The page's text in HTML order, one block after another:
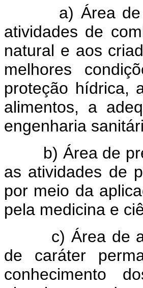
a) Área de
atividades de
natural e aos
melhores
proteção hídrica,
alimentos, a
engenharia
b) Área de
as atividades de
por meio da
pela medicina e
c) Área de
de caráter
conhecimento